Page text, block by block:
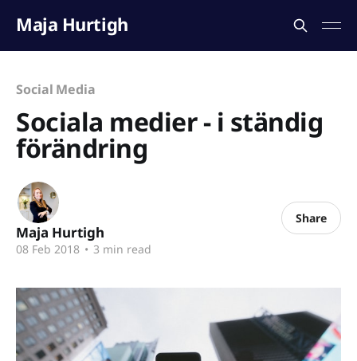
Maja Hurtigh
Social Media
Sociala medier - i ständig
förändring
Maja Hurtigh
08 Feb 2018 • 3 min read
Share